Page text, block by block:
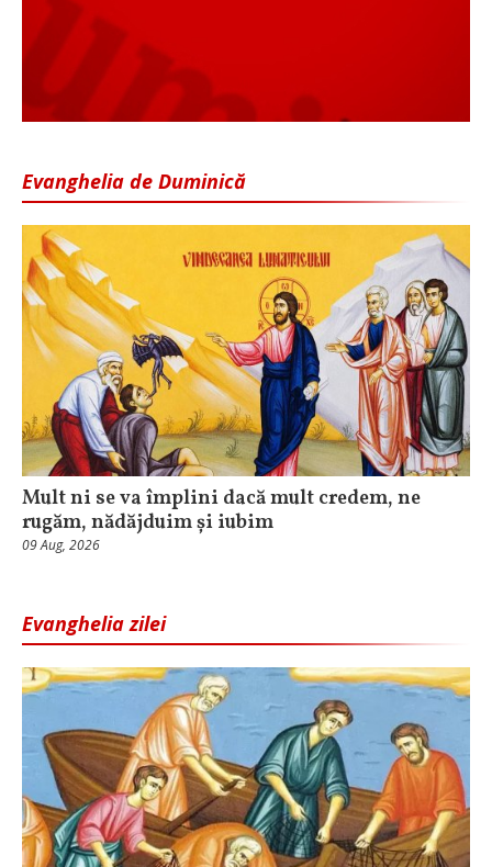
Evanghelia de Duminică
Mult ni se va împlini dacă mult credem, ne
rugăm, nădăjduim și iubim
09 Aug, 2026
Evanghelia zilei